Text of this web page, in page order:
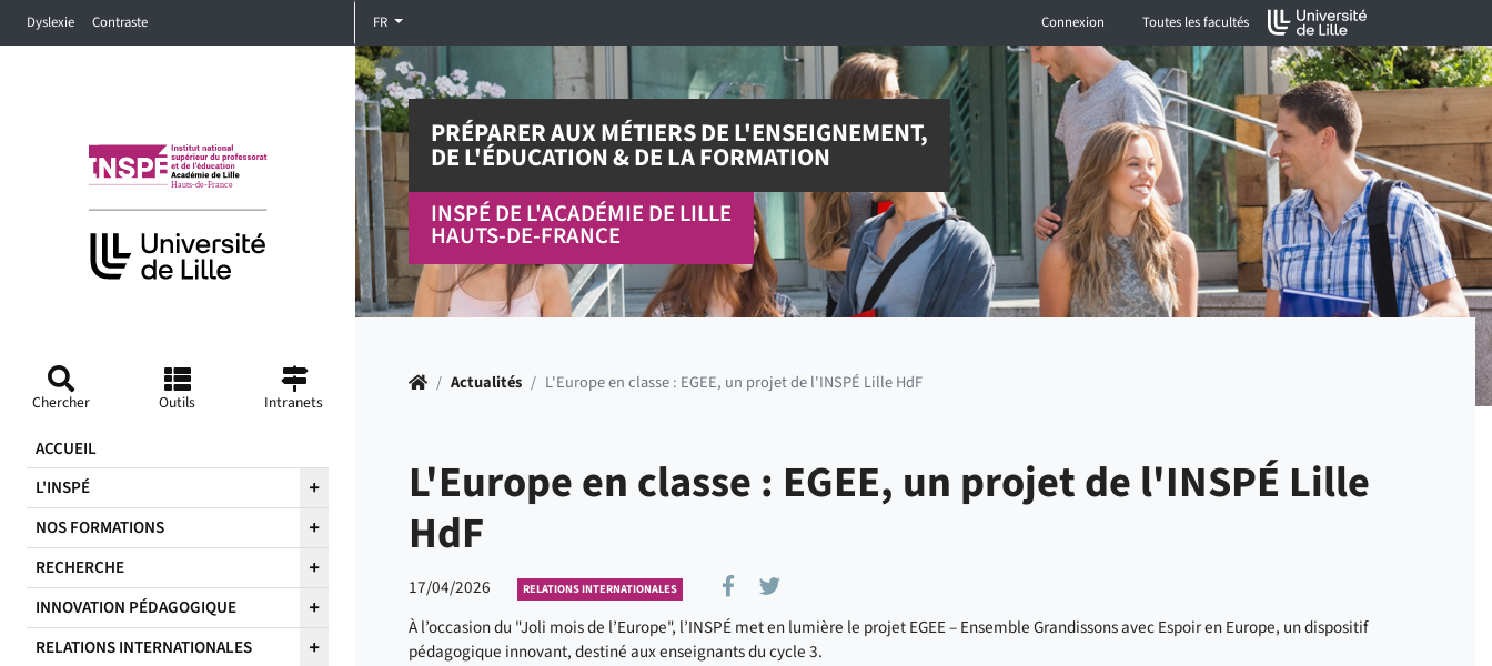
Accéder au menu principal
Accéder à la recherche
Accéder au pied de page
Dyslexie Contraste FR Connexion Toutes les facultés
Chercher Outils Intranets
ACCUEIL
L'INSPÉ
NOS FORMATIONS
RECHERCHE
INNOVATION PÉDAGOGIQUE
RELATIONS INTERNATIONALES
PRÉPARER AUX MÉTIERS DE L'ENSEIGNEMENT,
DE L'ÉDUCATION & DE LA FORMATION
INSPÉ DE L'ACADÉMIE DE LILLE
HAUTS-DE-FRANCE
Accueil
/ Actualités / L'Europe en classe : EGEE, un projet de l'INSPÉ Lille HdF
L'Europe en classe : EGEE, un projet de l'INSPÉ Lille
HdF
17/04/2026 RELATIONS INTERNATIONALES Partager sur Facebook
Partager sur Twitter
À l’occasion du "Joli mois de l’Europe", l’INSPÉ met en lumière le projet EGEE – Ensemble Grandissons avec Espoir en Europe, un dispositif
pédagogique innovant, destiné aux enseignants du cycle 3.